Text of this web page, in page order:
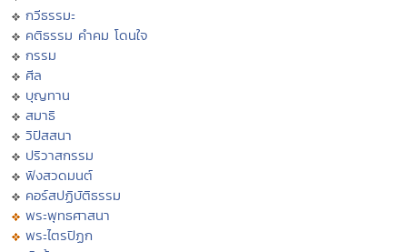
กวีธรรมะ
คติธรรม คำคม โดนใจ
กรรม
ศีล
บุญทาน
สมาธิ
วิปัสสนา
ปริวาสกรรม
ฟังสวดมนต์
คอร์สปฏิบัติธรรม
พระพุทธศาสนา
พระไตรปิฏก